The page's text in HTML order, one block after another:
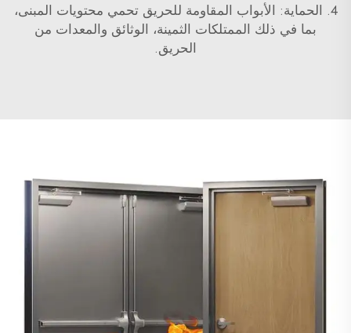
4. الحماية: الأبواب المقاومة للحريق تحمي محتويات المبنى،
بما في ذلك الممتلكات الثمينة، الوثائق والمعدات من
الحريق.